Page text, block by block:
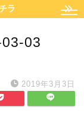
ラ
03
2019年3月3日